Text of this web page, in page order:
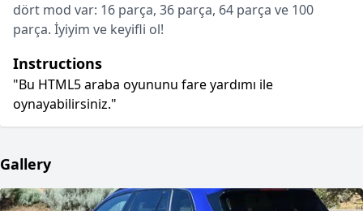
dört mod var: 16 parça, 36 parça, 64 parça ve 100
parça. İyiyim ve keyifli ol!
Instructions
"Bu HTML5 araba oyununu fare yardımı ile
oynayabilirsiniz."
Gallery